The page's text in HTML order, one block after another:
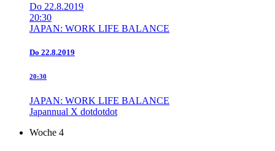
Do 22.8.2019
20:30
JAPAN: WORK LIFE BALANCE
Do 22.8.2019
20:30
JAPAN: WORK LIFE BALANCE
Japannual X dotdotdot
Woche 4